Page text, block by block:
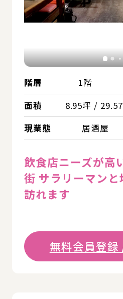
階層
1階
面積
8.95坪 /
現業態
居酒屋
飲食店ニーズが高
街 サラリーマン
訪れます
無料会員登録